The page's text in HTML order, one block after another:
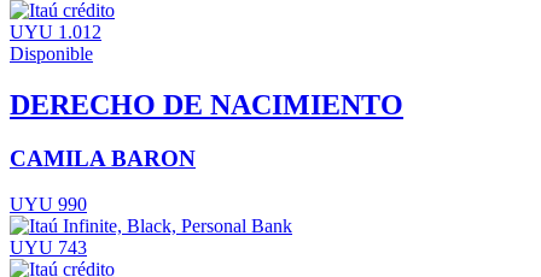
UYU 1.012
Disponible
DERECHO DE NACIMIENTO
CAMILA BARON
UYU 990
UYU 743